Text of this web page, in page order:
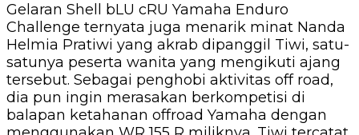
Gelaran Shell bLU cRU Yamaha Enduro
Challenge ternyata juga menarik minat Nanda
Helmia Pratiwi yang akrab dipanggil Tiwi, satu-
satunya peserta wanita yang mengikuti ajang
tersebut. Sebagai penghobi aktivitas off road,
dia pun ingin merasakan berkompetisi di
balapan ketahanan offroad Yamaha dengan